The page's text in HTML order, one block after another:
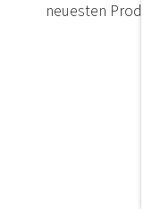
neuesten